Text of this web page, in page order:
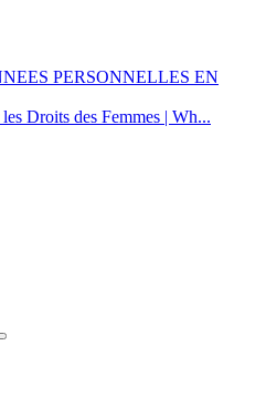
PERSONNELLES EN
Droits des Femmes | Wh...